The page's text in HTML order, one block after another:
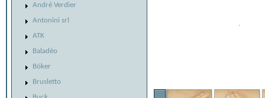
André Verdier
Antonini srl
ATK
Baladéo
Böker
Brusletto